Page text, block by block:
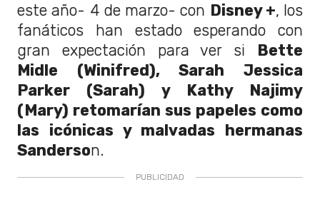
este año- 4 de marzo- con Disney +, los
fanáticos han estado esperando con
gran expectación para ver si Bette
Midle (Winifred), Sarah Jessica
Parker (Sarah) y Kathy Najimy
(Mary) retomarían sus papeles como
las icónicas y malvadas hermanas
Sanderson.